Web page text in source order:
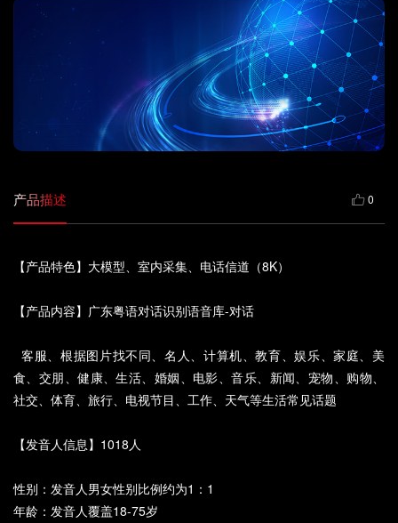
产品描述 0
【产品特色】大模型、室内采集、电话信道（8K）
【产品内容】广东粤语对话识别语音库-对话
客服、根据图片找不同、名人、计算机、教育、娱乐、家庭、美
食、交朋、健康、生活、婚姻、电影、音乐、新闻、宠物、购物、
社交、体育、旅行、电视节目、工作、天气等生活常见话题
【发音人信息】1018人
性别：发音人男女性别比例约为1：1
年龄：发音人覆盖18-75岁